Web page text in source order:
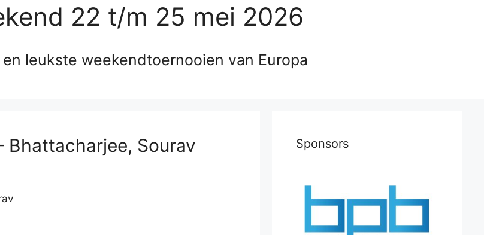
22 t/m 25 mei 2026
leukste weekendtoernooien van Europa
Bhattacharjee, Sourav Sponsors